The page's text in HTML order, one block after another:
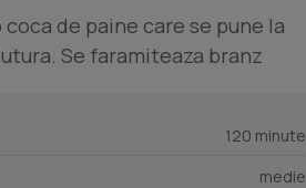
de paine care se pune la
Se faramiteaza branz
120 minute
medie